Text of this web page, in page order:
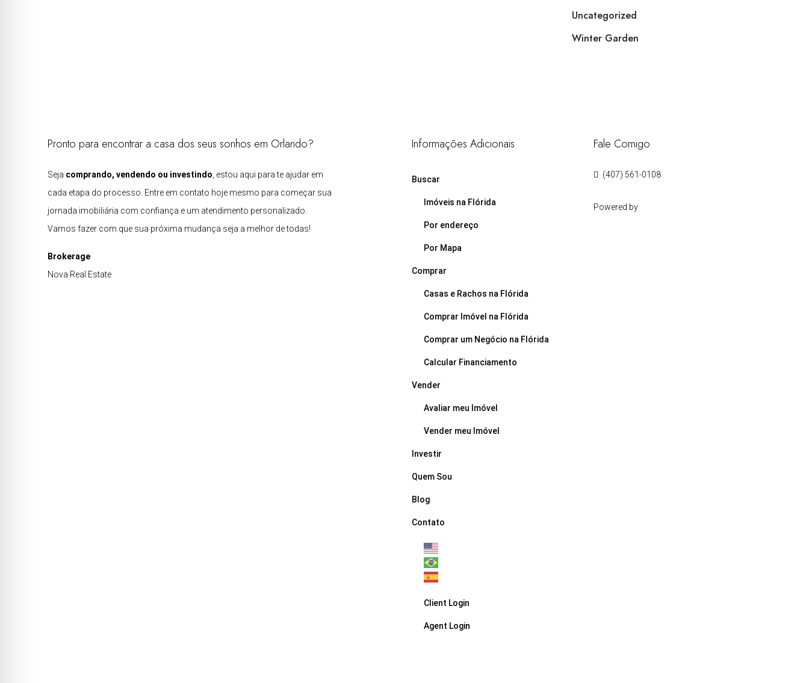
Uncategorized
Winter Garden
Pronto para encontrar a casa dos seus sonhos em Orlando?
Seja comprando, vendendo ou investindo , estou aqui para te ajudar em
cada etapa do processo. Entre em contato hoje mesmo para começar sua
jornada imobiliária com confiança e um atendimento personalizado.
Vamos fazer com que sua próxima mudança seja a melhor de todas!
Brokerage
Nova Real Estate
Informações Adicionais
Buscar
Imóveis na Flórida
Por endereço
Por Mapa
Comprar
Casas e Rachos na Flórida
Comprar Imóvel na Flórida
Comprar um Negócio na Flórida
Calcular Financiamento
Vender
Avaliar meu Imóvel
Vender meu Imóvel
Investir
Quem Sou
Blog
Contato
Client Login
Agent Login
Fale Comigo
(407) 561-0108
Powered by